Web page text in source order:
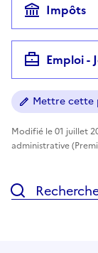
Impôts
Emploi -
Mettre cette
Modifié le 01 juillet
administrative